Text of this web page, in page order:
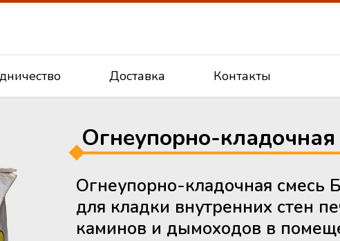
Доставка Контакты
Огнеупорно-кладочная смесь
для кладки внутренних стен
каминов и дымоходов в
Огнеупорно-кладочная